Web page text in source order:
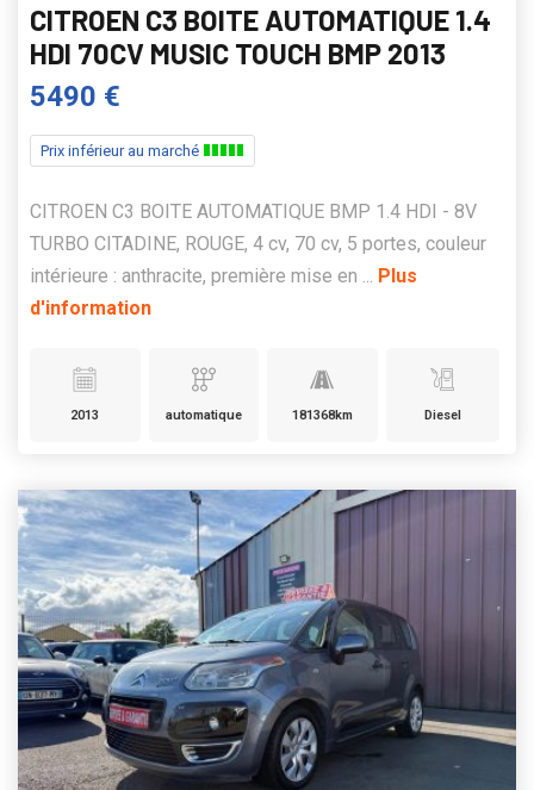
CITROEN C3 BOITE AUTOMATIQUE 1.4
HDI 70CV MUSIC TOUCH BMP 2013
5490 €
Prix inférieur au marché
CITROEN C3 BOITE AUTOMATIQUE BMP 1.4 HDI - 8V
TURBO CITADINE, ROUGE, 4 cv, 70 cv, 5 portes, couleur
intérieure : anthracite, première mise en ... Plus
d'information
2013 automatique 181368km Diesel